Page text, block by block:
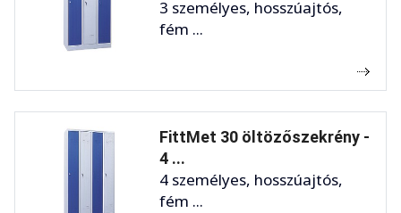
3 személyes, hosszúajtós,
fém ...
FittMet 30 öltözőszekrény -
4 ...
4 személyes, hosszúajtós,
fém ...